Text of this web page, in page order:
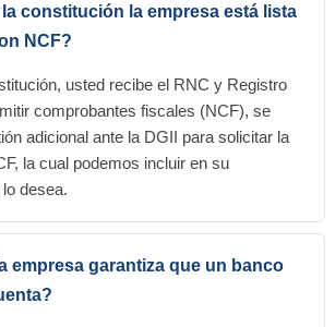
constitución la empresa está lista
NCF?
usted recibe el RNC y Registro
comprobantes fiscales (NCF), se
adicional ante la DGII para solicitar la
la cual podemos incluir en su
desea.
empresa garantiza que un banco